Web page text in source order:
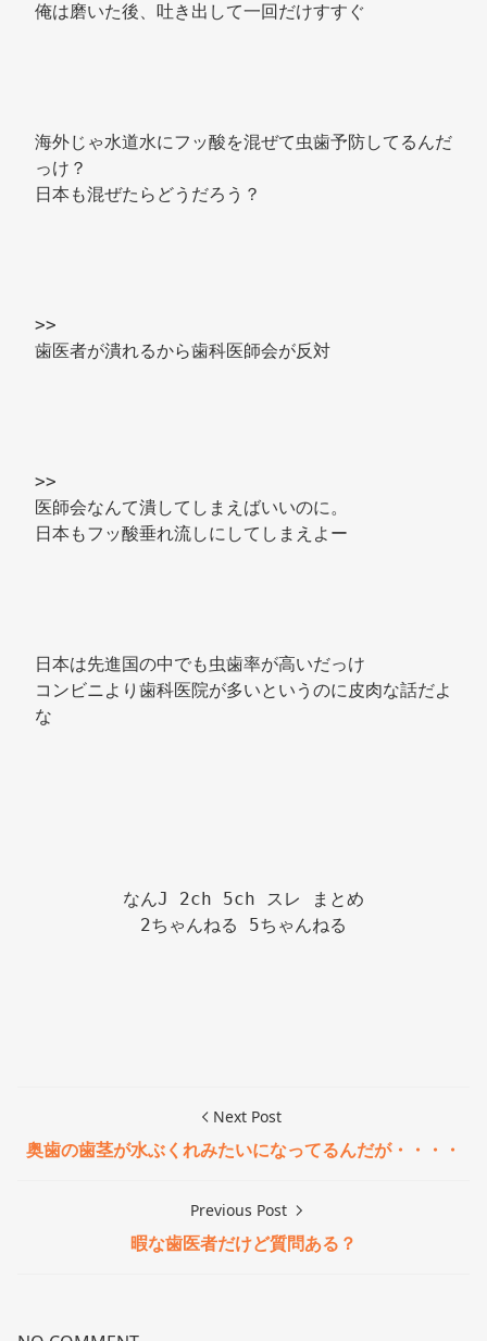
俺は磨いた後、吐き出して一回だけすすぐ
海外じゃ水道水にフッ酸を混ぜて虫歯予防してるんだ
っけ？
日本も混ぜたらどうだろう？
>>
歯医者が潰れるから歯科医師会が反対
>>
医師会なんて潰してしまえばいいのに。
日本もフッ酸垂れ流しにしてしまえよー
日本は先進国の中でも虫歯率が高いだっけ
コンビニより歯科医院が多いというのに皮肉な話だよ
な
なんJ 2ch 5ch スレ まとめ
2ちゃんねる 5ちゃんねる
Next Post
奥歯の歯茎が水ぶくれみたいになってるんだが・・・・
Previous Post
暇な歯医者だけど質問ある？